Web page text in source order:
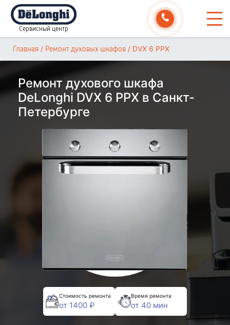
Сервисный центр
Главная / Ремонт духовых шкафов / DVX 6 PPX
Ремонт духового шкафа
DeLonghi DVX 6 PPX в Санкт-
Петербурге
Стоимость ремонта
от 1400 ₽
Время ремонта
от 40 мин